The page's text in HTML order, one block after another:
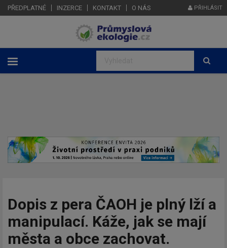
PŘEDPLATNÉ INZERCE KONTAKT O NÁS PŘIHLÁSIT
Dopis z pera ČAOH je plný lží a
manipulací. Káže, jak se mají
města a obce zachovat.